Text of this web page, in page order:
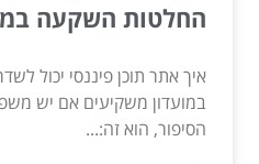
החלטות השקעה
איך אתר תוכן פיננסי יכול
במועדון משקיעים אם יש
הסיפור, הוא זה:...